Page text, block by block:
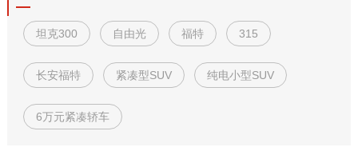
坦克300 自由光 福特 315
长安福特 紧凑型SUV 纯电小型SUV
6万元紧凑轿车